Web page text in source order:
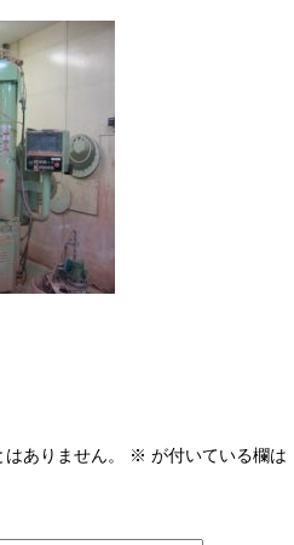
ありません。 ※ が付いている欄は